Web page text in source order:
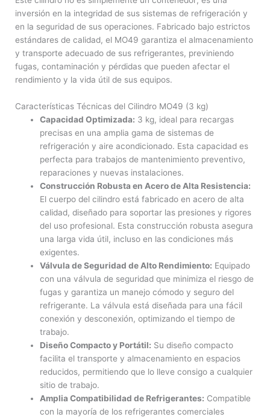
inversión en la integridad de sus sistemas de refrigeración y
en la seguridad de sus operaciones. Fabricado bajo estrictos
estándares de calidad, el MO49 garantiza el almacenamiento
y transporte adecuado de sus refrigerantes, previniendo
fugas, contaminación y pérdidas que pueden afectar el
rendimiento y la vida útil de sus equipos.
Características Técnicas del Cilindro MO49 (3 kg)
Capacidad Optimizada: 3 kg, ideal para recargas
precisas en una amplia gama de sistemas de
refrigeración y aire acondicionado. Esta capacidad es
perfecta para trabajos de mantenimiento preventivo,
reparaciones y nuevas instalaciones.
Construcción Robusta en Acero de Alta Resistencia:
El cuerpo del cilindro está fabricado en acero de alta
calidad, diseñado para soportar las presiones y rigores
del uso profesional. Esta construcción robusta asegura
una larga vida útil, incluso en las condiciones más
exigentes.
Válvula de Seguridad de Alto Rendimiento: Equipado
con una válvula de seguridad que minimiza el riesgo de
fugas y garantiza un manejo cómodo y seguro del
refrigerante. La válvula está diseñada para una fácil
conexión y desconexión, optimizando el tiempo de
trabajo.
Diseño Compacto y Portátil: Su diseño compacto
facilita el transporte y almacenamiento en espacios
reducidos, permitiendo que lo lleve consigo a cualquier
sitio de trabajo.
Amplia Compatibilidad de Refrigerantes: Compatible
con la mayoría de los refrigerantes comerciales